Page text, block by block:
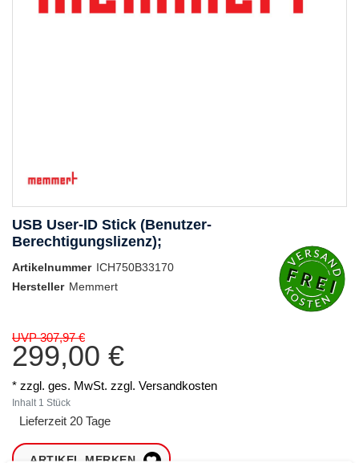
USB User-ID Stick (Benutzer-
Berechtigungslizenz);
Artikelnummer ICH750B33170
Hersteller Memmert
UVP 307,97 €
299,00 €
* zzgl. ges. MwSt. zzgl. Versandkosten
Inhalt 1 Stück
Lieferzeit 20 Tage
ARTIKEL MERKEN